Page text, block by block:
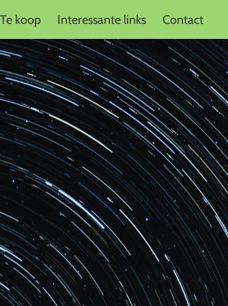
Te koop Interessante links Contact